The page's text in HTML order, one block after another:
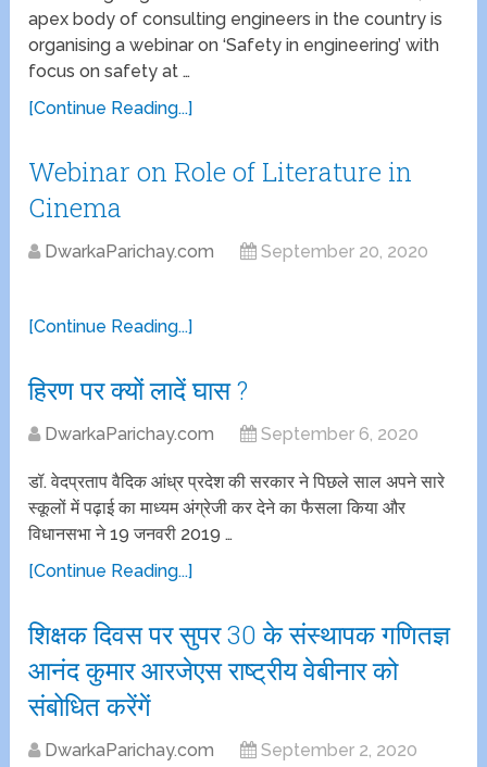
apex body of consulting engineers in the country is
organising a webinar on ‘Safety in engineering’ with
focus on safety at …
[Continue Reading...]
Webinar on Role of Literature in
Cinema
DwarkaParichay.com September 20, 2020
[Continue Reading...]
हिरण पर क्यों लादें घास ?
DwarkaParichay.com September 6, 2020
डॉ. वेदप्रताप वैदिक आंध्र प्रदेश की सरकार ने पिछले साल अपने सारे
स्कूलों में पढ़ाई का माध्यम अंग्रेजी कर देने का फैसला किया और
विधानसभा ने 19 जनवरी 2019 …
[Continue Reading...]
शिक्षक दिवस पर सुपर 30 के संस्थापक गणितज्ञ
आनंद कुमार आरजेएस राष्ट्रीय वेबीनार को
संबोधित करेंगें
DwarkaParichay.com September 2, 2020